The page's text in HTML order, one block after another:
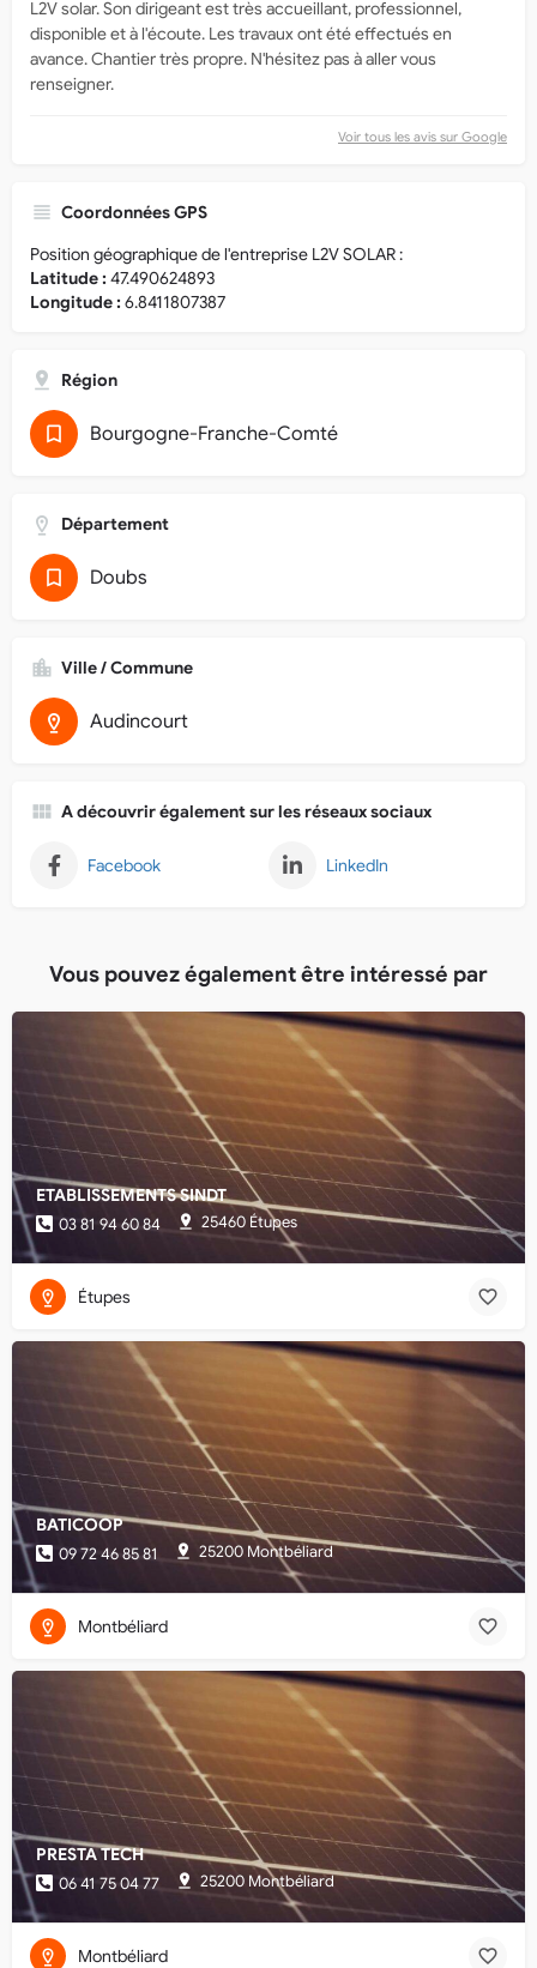
L2V solar. Son dirigeant est très accueillant, professionnel,
disponible et à l'écoute. Les travaux ont été effectués en
avance. Chantier très propre. N'hésitez pas à aller vous
renseigner.
Voir tous les avis sur Google
Coordonnées GPS
Position géographique de l'entreprise L2V SOLAR :
Latitude :47.490624893
Longitude :6.8411807387
Région
Bourgogne-Franche-Comté
Département
Doubs
Ville / Commune
Audincourt
A découvrir également sur les réseaux sociaux
Facebook LinkedIn
Vous pouvez également être intéressé par
ETABLISSEMENTS SINDT
03 81 94 60 84 25460 Étupes
Étupes
BATICOOP
09 72 46 85 81 25200 Montbéliard
Montbéliard
PRESTA TECH
06 41 75 04 77 25200 Montbéliard
Montbéliard